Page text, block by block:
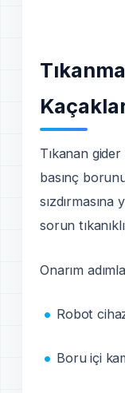
Tıkanan
basınç
sorun
Onarım
Robot
Boru içi